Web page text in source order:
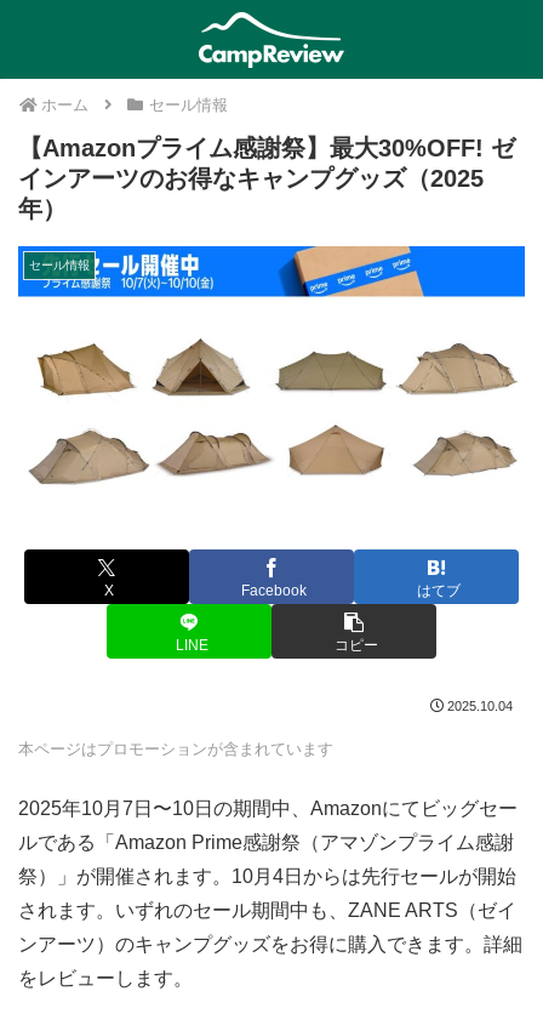
ホーム セール情報
【Amazonプライム感謝祭】最大30%OFF! ゼ
インアーツのお得なキャンプグッズ（2025
年）
セール情報
X Facebook はてブ
LINE コピー
2025.10.04
本ページはプロモーションが含まれています
2025年10月7日〜10日の期間中、Amazonにてビッグセー
ルである「Amazon Prime感謝祭（アマゾンプライム感謝
祭）」が開催されます。10月4日からは先行セールが開始
されます。いずれのセール期間中も、ZANE ARTS（ゼイ
ンアーツ）のキャンプグッズをお得に購入できます。詳細
をレビューします。